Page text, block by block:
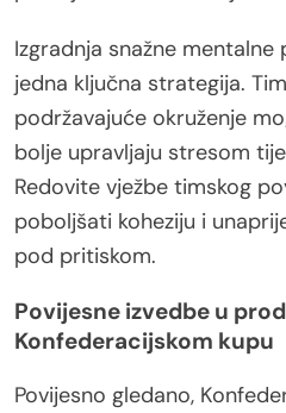
Izgradnja snažne
jedna ključna strategija.
podržavajuće okruženje
bolje upravljaju stresom
Redovite vježbe timskog
poboljšati koheziju i
pod pritiskom.
Povijesne izvedbe u
Konfederacijskom kupu
Povijesno gledano,